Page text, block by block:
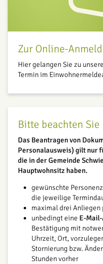
Zur Online-
Hier gelangen Sie zu
Termin im
Bitte beachten Sie
Das Beantragen von
Personalausweis) gilt nur
die in der Gemeinde
Hauptwohnsitz haben.
gewünschte
die jeweilige
maximal drei Anliegen
unbedingt eine E-
Bestätigung mit
Uhrzeit, Ort,
Stornierung bzw.
Stunden vorher